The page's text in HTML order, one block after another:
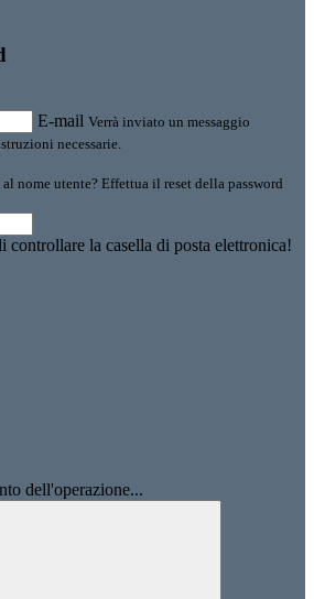
E-mail Verrà inviato un messaggio
necessarie.
nome utente? Effettua il reset della password
controllare la casella di posta elettronica!
dell'operazione...